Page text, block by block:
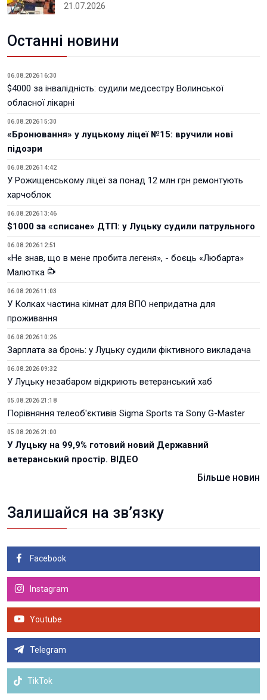
21.07.2026
Останні новини
06.08.2026 16:30
$4000 за інвалідність: судили медсестру Волинської
обласної лікарні
06.08.2026 15:30
«Бронювання» у луцькому ліцеї №15: вручили нові
підозри
06.08.2026 14:42
У Рожищенському ліцеї за понад 12 млн грн ремонтують
харчоблок
06.08.2026 13:46
$1000 за «списане» ДТП: у Луцьку судили патрульного
06.08.2026 12:51
«Не знав, що в мене пробита легеня», - боєць «Любарта»
Малютка
06.08.2026 11:03
У Колках частина кімнат для ВПО непридатна для
проживання
06.08.2026 10:26
Зарплата за бронь: у Луцьку судили фіктивного викладача
06.08.2026 09:32
У Луцьку незабаром відкриють ветеранський хаб
05.08.2026 21:18
Порівняння телеоб'єктивів Sigma Sports та Sony G-Master
05.08.2026 21:00
У Луцьку на 99,9% готовий новий Державний
ветеранський простір. ВІДЕО
Більше новин
Залишайся на зв’язку
Facebook
Instagram
Youtube
Telegram
TikTok